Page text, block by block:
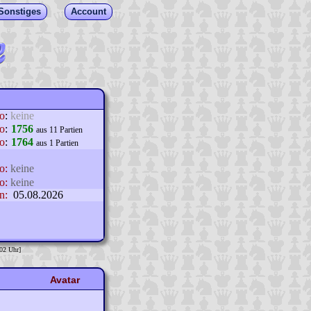
Account
: keine
: 1756 aus 11 Partien
: 1764 aus 1 Partien
keine
keine
05.08.2026
Uhr]
Avatar